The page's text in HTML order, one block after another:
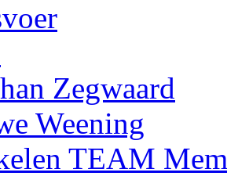
Zegwaard
Weening
TEAM